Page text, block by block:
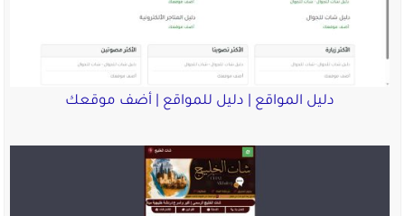
دليل المواقع | دليل للمواقع | أضف موقعك